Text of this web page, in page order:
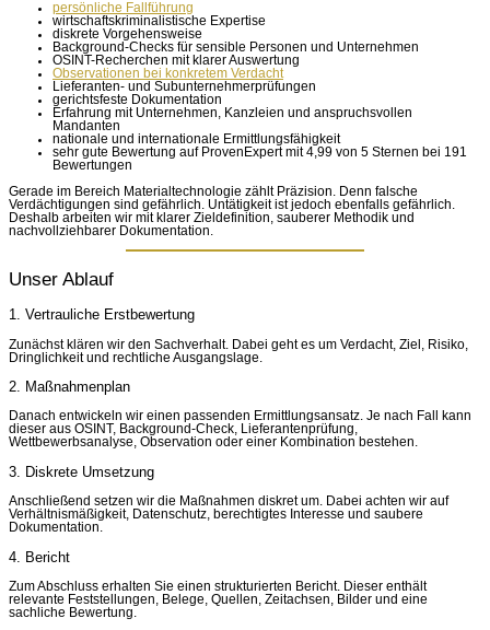
persönliche Fallführung
wirtschaftskriminalistische Expertise
diskrete Vorgehensweise
Background-Checks für sensible Personen und Unternehmen
OSINT-Recherchen mit klarer Auswertung
Observationen bei konkretem Verdacht
Lieferanten- und Subunternehmerprüfungen
gerichtsfeste Dokumentation
Erfahrung mit Unternehmen, Kanzleien und anspruchsvollen
Mandanten
nationale und internationale Ermittlungsfähigkeit
sehr gute Bewertung auf ProvenExpert mit 4,99 von 5 Sternen bei 191
Bewertungen
Gerade im Bereich Materialtechnologie zählt Präzision. Denn falsche
Verdächtigungen sind gefährlich. Untätigkeit ist jedoch ebenfalls gefährlich.
Deshalb arbeiten wir mit klarer Zieldefinition, sauberer Methodik und
nachvollziehbarer Dokumentation.
Unser Ablauf
1. Vertrauliche Erstbewertung
Zunächst klären wir den Sachverhalt. Dabei geht es um Verdacht, Ziel, Risiko,
Dringlichkeit und rechtliche Ausgangslage.
2. Maßnahmenplan
Danach entwickeln wir einen passenden Ermittlungsansatz. Je nach Fall kann
dieser aus OSINT, Background-Check, Lieferantenprüfung,
Wettbewerbsanalyse, Observation oder einer Kombination bestehen.
3. Diskrete Umsetzung
Anschließend setzen wir die Maßnahmen diskret um. Dabei achten wir auf
Verhältnismäßigkeit, Datenschutz, berechtigtes Interesse und saubere
Dokumentation.
4. Bericht
Zum Abschluss erhalten Sie einen strukturierten Bericht. Dieser enthält
relevante Feststellungen, Belege, Quellen, Zeitachsen, Bilder und eine
sachliche Bewertung.